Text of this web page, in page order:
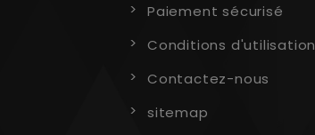
Paiement sécurisé
Conditions d'utilisation
Contactez-nous
sitemap